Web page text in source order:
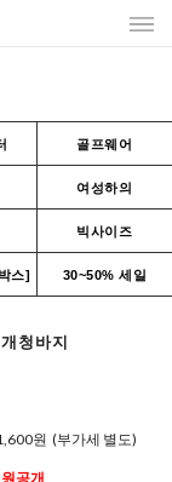
골프웨어
여성하의
빅사이즈
스] 30~50% 세일
청바지
원 (부가세 별도)
공개